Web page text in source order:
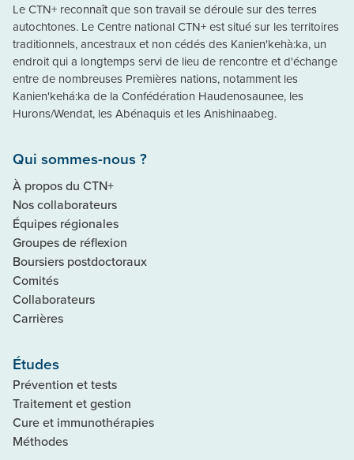
Le CTN+ reconnaît que son travail se déroule sur des terres
autochtones. Le Centre national CTN+ est situé sur les territoires
traditionnels, ancestraux et non cédés des Kanien'kehà:ka, un
endroit qui a longtemps servi de lieu de rencontre et d'échange
entre de nombreuses Premières nations, notamment les
Kanien'kehá:ka de la Confédération Haudenosaunee, les
Hurons/Wendat, les Abénaquis et les Anishinaabeg.
Qui sommes-nous ?
À propos du CTN+
Nos collaborateurs
Équipes régionales
Groupes de réflexion
Boursiers postdoctoraux
Comités
Collaborateurs
Carrières
Études
Prévention et tests
Traitement et gestion
Cure et immunothérapies
Méthodes